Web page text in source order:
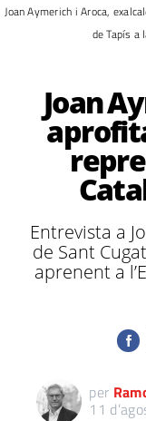
Joan Aymerich i Aroca,
de Tapís a
Joan
Entrevista a
de Sant
aprenent a
per
11